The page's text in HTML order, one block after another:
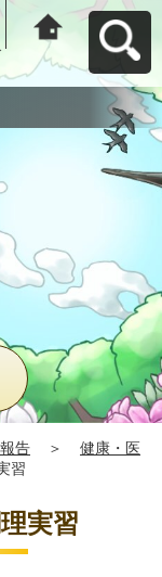
大府市民活動支
援サイト コラビ
アへ戻る
告 ＞
健康・医
習
実習